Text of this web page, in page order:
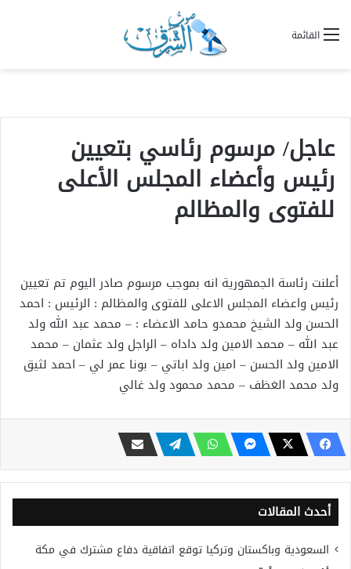
القائمة
عاجل/ مرسوم رئاسي بتعيين
رئيس وأعضاء المجلس الأعلى
للفتوى والمظالم
ﺃﻋﻠﻨﺖ ﺭﺋﺎﺳﺔ ﺍﻟﺠﻤﻬﻮﺭﻳﺔ ﺍﻧﻪ ﺑﻤﻮﺟﺐ ﻣﺮﺳﻮﻡ ﺻﺎﺩﺭ ﺍﻟﻴﻮﻡ ﺗﻢ ﺗﻌﻴﻴﻦ
ﺭﺋﻴﺲ ﻭﺍﻋﻀﺎﺀ ﺍﻟﻤﺠﻠﺲ ﺍﻻﻋﻠﻰ ﻟﻠﻔﺘﻮﻯ ﻭﺍﻟﻤﻈﺎﻟﻢ : ﺍﻟﺮﺋﻴﺲ : ﺍﺣﻤﺪ
ﺍﻟﺤﺴﻦ ﻭﻟﺪ ﺍﻟﺸﻴﺦ ﻣﺤﻤﺪﻭ ﺣﺎﻣﺪ ﺍﻻﻋﻀﺎﺀ : – ﻣﺤﻤﺪ ﻋﺒﺪ ﺍﻟﻠﻪ ﻭﻟﺪ
ﻋﺒﺪ ﺍﻟﻠﻪ – ﻣﺤﻤﺪ ﺍﻻﻣﻴﻦ ﻭﻟﺪ ﺩﺍﺩﺍﻩ – ﺍﻟﺮﺍﺟﻞ ﻭﻟﺪ ﻋﺜﻤﺎﻥ – ﻣﺤﻤﺪ
ﺍﻻﻣﻴﻦ ﻭﻟﺪ ﺍﻟﺤﺴﻦ – ﺍﻣﻴﻦ ﻭﻟﺪ ﺍﺑﺎﺗﻲ – ﺑﻮﻧﺎ ﻋﻤﺮ ﻟﻲ – ﺍﺣﻤﺪ ﻟﺜﻴﻖ
ﻭﻟﺪ ﻣﺤﻤﺪ ﺍﻟﻐﻈﻒ – ﻣﺤﻤﺪ ﻣﺤﻤﻮﺩ ﻭﻟﺪ ﻏﺎﻟﻲ
أحدث المقالات
السعودية وباكستان وتركيا توقع اتفاقية دفاع مشترك في مكة